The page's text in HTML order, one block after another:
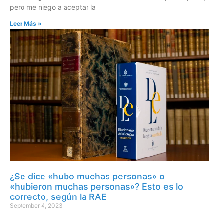
pero me niego a aceptar la
Leer Más »
¿Se dice «hubo muchas personas» o
«hubieron muchas personas»? Esto es lo
correcto, según la RAE
September 4, 2023